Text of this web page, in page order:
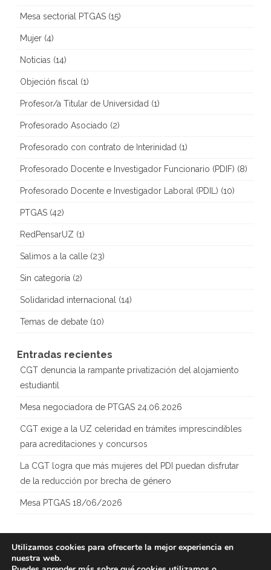
Mesa sectorial PTGAS (15)
Mujer (4)
Noticias (14)
Objeción fiscal (1)
Profesor/a Titular de Universidad (1)
Profesorado Asociado (2)
Profesorado con contrato de Interinidad (1)
Profesorado Docente e Investigador Funcionario (PDIF) (8)
Profesorado Docente e Investigador Laboral (PDIL) (10)
PTGAS (42)
RedPensarUZ (1)
Salimos a la calle (23)
Sin categoría (2)
Solidaridad internacional (14)
Temas de debate (10)
Entradas recientes
CGT denuncia la rampante privatización del alojamiento
estudiantil
Mesa negociadora de PTGAS 24.06.2026
CGT exige a la UZ celeridad en trámites imprescindibles
para acreditaciones y concursos
La CGT logra que más mujeres del PDI puedan disfrutar
de la reducción por brecha de género
Mesa PTGAS 18/06/2026
Copyright 2023
Utilizamos cookies para ofrecerte la mejor experiencia en
nuestra web.